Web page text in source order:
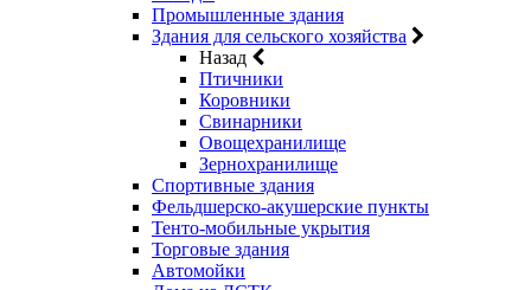
Промышленные здания
Здания для сельского хозяйства
Назад
Птичники
Коровники
Свинарники
Овощехранилище
Зернохранилище
Спортивные здания
Фельдшерско-акушерские пункты
Тенто-мобильные укрытия
Торговые здания
Автомойки